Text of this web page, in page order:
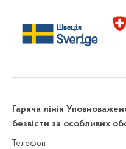
Гаряча лінія
безвісти за особливих
Телефон